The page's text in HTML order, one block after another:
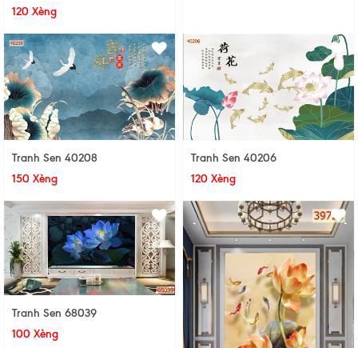
120 Xèng
Tranh Sen 40208
150 Xèng
Tranh Sen 40206
120 Xèng
Tranh Sen 68039
100 Xèng